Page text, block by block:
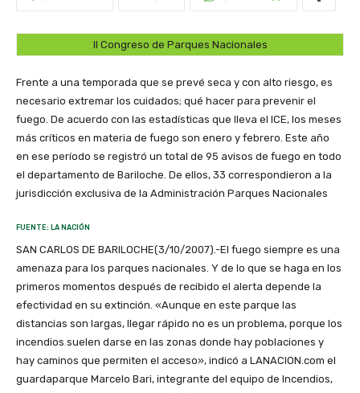
II Congreso de Parques Nacionales
Frente a una temporada que se prevé seca y con alto riesgo, es
necesario extremar los cuidados; qué hacer para prevenir el
fuego. De acuerdo con las estadísticas que lleva el ICE, los meses
más críticos en materia de fuego son enero y febrero. Este año
en ese período se registró un total de 95 avisos de fuego en todo
el departamento de Bariloche. De ellos, 33 correspondieron a la
jurisdicción exclusiva de la Administración Parques Nacionales
FUENTE: LA NACIÓN
SAN CARLOS DE BARILOCHE(3/10/2007).-El fuego siempre es una
amenaza para los parques nacionales. Y de lo que se haga en los
primeros momentos después de recibido el alerta depende la
efectividad en su extinción. «Aunque en este parque las
distancias son largas, llegar rápido no es un problema, porque los
incendios suelen darse en las zonas donde hay poblaciones y
hay caminos que permiten el acceso», indicó a LANACION.com el
guardaparque Marcelo Bari, integrante del equipo de Incendios,